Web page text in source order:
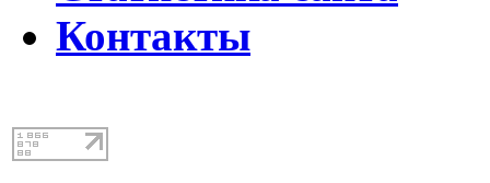
Контакты